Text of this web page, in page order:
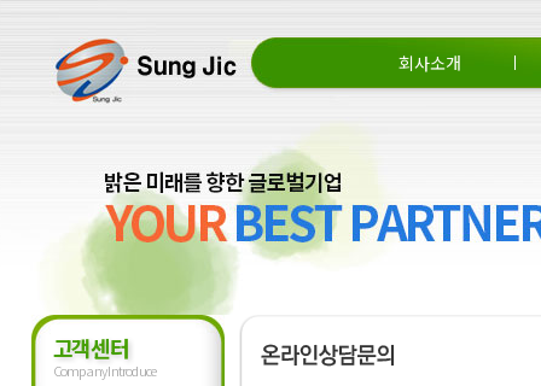
회사소개
고객센터
Company Introduce